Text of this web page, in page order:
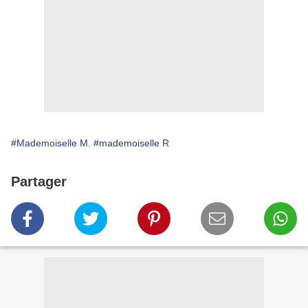
#Mademoiselle M. #mademoiselle R
Partager